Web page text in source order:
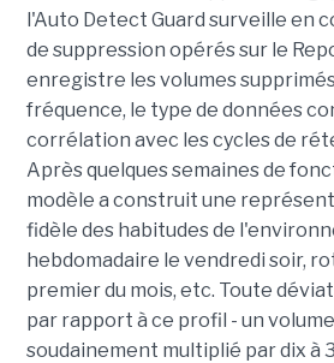
l'Auto Detect Guard surveille en
de suppression opérés sur le
enregistre les volumes
fréquence, le type de données
corrélation avec les cycles de
Après quelques semaines de
modèle a construit une
fidèle des habitudes de
hebdomadaire le vendredi soir,
premier du mois, etc. Toute
par rapport à ce profil - un
soudainement multiplié par dix à